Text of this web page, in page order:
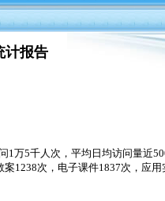
计报告
1万5千人次，平均日均访问量近
案1238次，电子课件1837次，应用